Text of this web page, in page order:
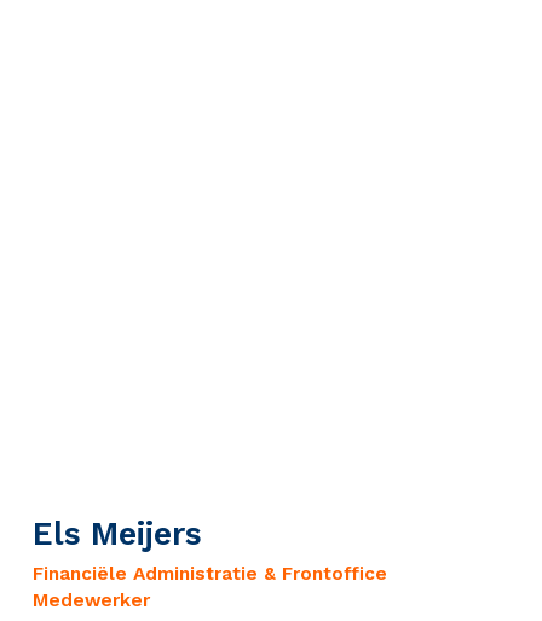
Els Meijers
Financiële Administratie & Frontoffice
Medewerker